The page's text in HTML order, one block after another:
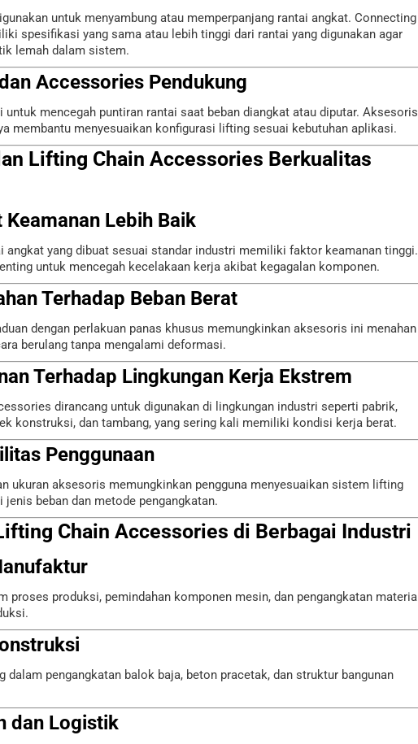
untuk menyambung atau memperpanjang rantai angkat. Connecting
spesifikasi yang sama atau lebih tinggi dari rantai yang digunakan agar
lemah dalam sistem.
Accessories Pendukung
untuk mencegah puntiran rantai saat beban diangkat atau diputar. Aksesoris
membantu menyesuaikan konfigurasi lifting sesuai kebutuhan aplikasi.
Lifting Chain Accessories Berkualitas
Keamanan Lebih Baik
angkat yang dibuat sesuai standar industri memiliki faktor keamanan tinggi.
untuk mencegah kecelakaan kerja akibat kegagalan komponen.
Terhadap Beban Berat
dengan perlakuan panas khusus memungkinkan aksesoris ini menahan
berulang tanpa mengalami deformasi.
Terhadap Lingkungan Kerja Ekstrem
dirancang untuk digunakan di lingkungan industri seperti pabrik,
konstruksi, dan tambang, yang sering kali memiliki kondisi kerja berat.
Penggunaan
ukuran aksesoris memungkinkan pengguna menyesuaikan sistem lifting
jenis beban dan metode pengangkatan.
Chain Accessories di Berbagai Industri
proses produksi, pemindahan komponen mesin, dan pengangkatan material
dalam pengangkatan balok baja, beton pracetak, dan struktur bangunan
dan Logistik